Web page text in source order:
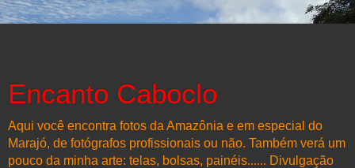
Encanto Caboclo
Aqui você encontra fotos da Amazônia e em especial do
Marajó, de fotógrafos profissionais ou não. Também verá um
pouco da minha arte: telas, bolsas, painéis...... Divulgação